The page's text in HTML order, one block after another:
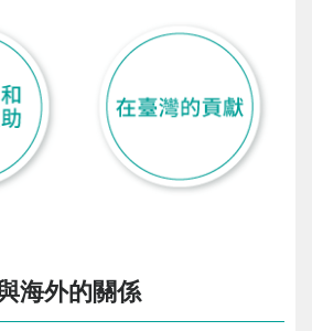
海外的關係